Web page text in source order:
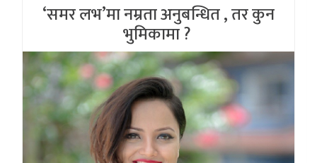
‘समर लभ’मा नम्रता अनुबन्धित , तर कुन
भुमिकामा ?